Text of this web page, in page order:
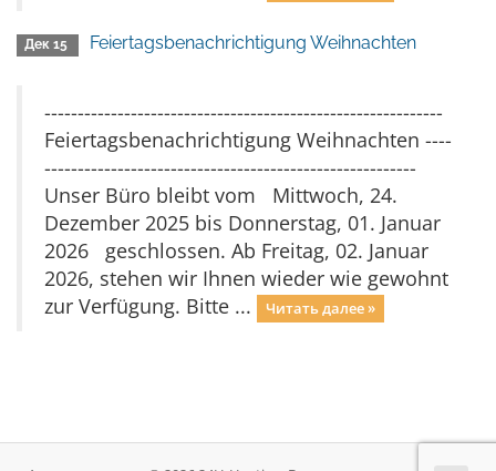
Дек 15 Feiertagsbenachrichtigung Weihnachten
------------------------------------------------------------
Feiertagsbenachrichtigung Weihnachten ----
--------------------------------------------------------
Unser Büro bleibt vom Mittwoch, 24.
Dezember 2025 bis Donnerstag, 01. Januar
2026 geschlossen. Ab Freitag, 02. Januar
2026, stehen wir Ihnen wieder wie gewohnt
zur Verfügung. Bitte ...
Читать далее »